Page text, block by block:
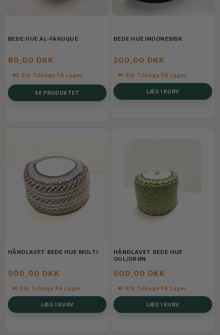
BEDE HUE AL-FARUQUE
90,00 DKK
2 Stk Tilbage På Lager
SE PRODUKTET
BEDE HUE INDONESISK
200,00 DKK
1 Stk Tilbage På Lager
LÆG I KURV
HÅNDLAVET BEDE HUE MULTI
500,00 DKK
1 Stk Tilbage På Lager
LÆG I KURV
HÅNDLAVET BEDE HUE
GUL/GRØN
500,00 DKK
1 Stk Tilbage På Lager
LÆG I KURV